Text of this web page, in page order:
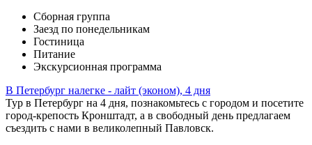
Сборная группа
Заезд по понедельникам
Гостиница
Питание
Экскурсионная программа
В Петербург налегке - лайт (эконом), 4 дня
Тур в Петербург на 4 дня, познакомьтесь с городом и посетите
город-крепость Кронштадт, а в свободный день предлагаем
съездить с нами в великолепный Павловск.